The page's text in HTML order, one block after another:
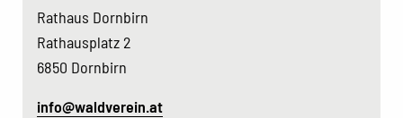
Rathaus Dornbirn
Rathausplatz 2
6850 Dornbirn
info@waldverein.at